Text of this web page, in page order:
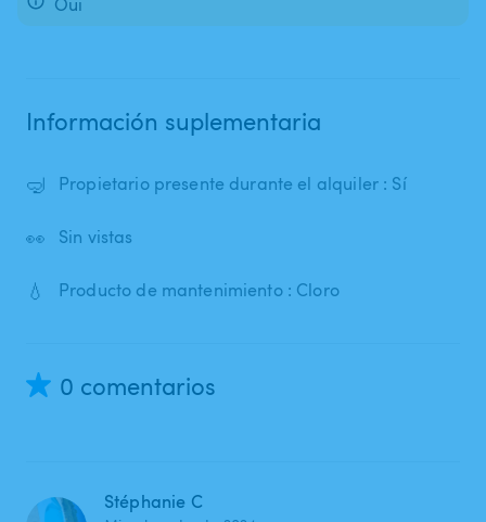
Información suplementaria
🤿 Propietario presente durante el alquiler : Sí
👀 Sin vistas
💧 Producto de mantenimiento : Cloro
0 comentarios
Stéphanie C